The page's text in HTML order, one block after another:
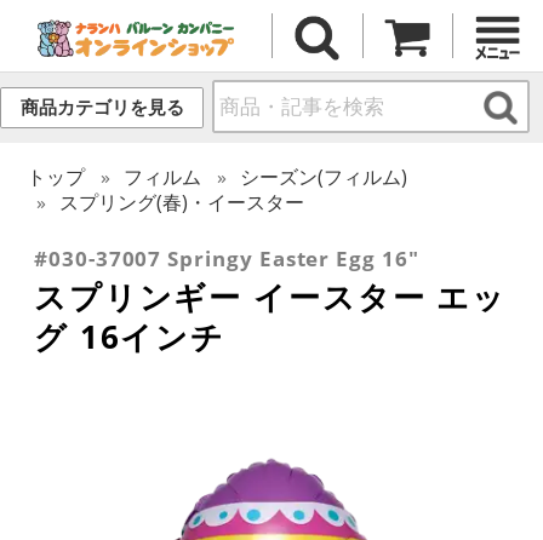
商品カテゴリを見る
トップ フィルム
シーズン(フィルム)
スプリング(春)・イースター
#030-37007 Springy Easter Egg 16"
スプリンギー イースター エッ
グ 16インチ